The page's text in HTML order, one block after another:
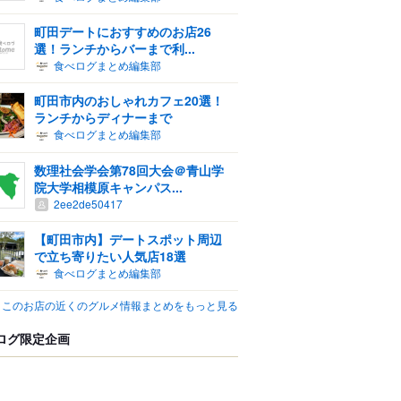
町田デートにおすすめのお店26
選！ランチからバーまで利...
食べログまとめ編集部
町田市内のおしゃれカフェ20選！
ランチからディナーまで
食べログまとめ編集部
数理社会学会第78回大会＠青山学
院大学相模原キャンパス...
2ee2de50417
【町田市内】デートスポット周辺
で立ち寄りたい人気店18選
食べログまとめ編集部
このお店の近くのグルメ情報まとめをもっと見る
グ限定企画